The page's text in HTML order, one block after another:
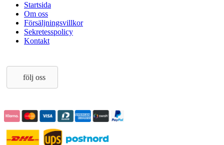
Startsida
Om oss
Försäljningsvillkor
Sekretesspolicy
Kontakt
följ oss